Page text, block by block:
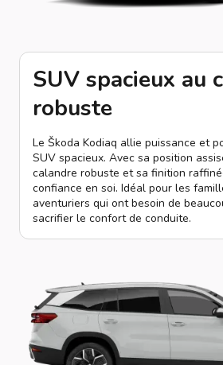
SUV spacieux au
robuste
Le Škoda Kodiaq allie puissance et
SUV spacieux. Avec sa position
calandre robuste et sa finition
confiance en soi. Idéal pour les
aventuriers qui ont besoin de
sacrifier le confort de conduite.